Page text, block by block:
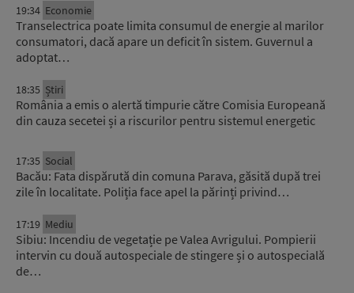
19:34 Economie
Transelectrica poate limita consumul de energie al marilor
consumatori, dacă apare un deficit în sistem. Guvernul a
adoptat…
18:35 Știri
România a emis o alertă timpurie către Comisia Europeană
din cauza secetei și a riscurilor pentru sistemul energetic
17:35 Social
Bacău: Fata dispărută din comuna Parava, găsită după trei
zile în localitate. Poliția face apel la părinți privind…
17:19 Mediu
Sibiu: Incendiu de vegetație pe Valea Avrigului. Pompierii
intervin cu două autospeciale de stingere și o autospecială
de…